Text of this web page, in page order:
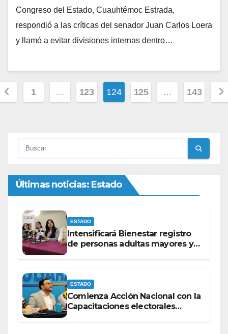
Congreso del Estado, Cuauhtémoc Estrada,
respondió a las críticas del senador Juan Carlos Loera
y llamó a evitar divisiones internas dentro…
1 … 123 124 125 … 143
Últimas noticias: Estado
ESTADO
Intensificará Bienestar registro
de personas adultas mayores y
ESTADO
Comienza Acción Nacional con la
Capacitaciones electorales